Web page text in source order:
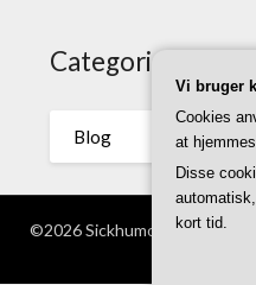
Categories
Blog
©2026 Sickhumor.dk|
Vi bruger
Cookies
at
Disse
kort tid.